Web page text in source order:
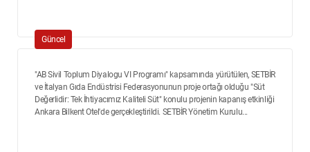
Güncel
"AB Sivil Toplum Diyalogu VI Programı" kapsamında yürütülen, SETBİR
ve İtalyan Gıda Endüstrisi Federasyonunun proje ortağı olduğu "Süt
Değerlidir: Tek İhtiyacımız Kaliteli Süt" konulu projenin kapanış etkinliği
Ankara Bilkent Otel'de gerçekleştirildi. SETBİR Yönetim Kurulu...